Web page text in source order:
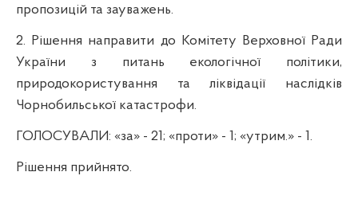
пропозицій та зауважень.
2. Рішення направити до Комітету Верховної Ради
України з питань екологічної політики,
природокористування та ліквідації наслідків
Чорнобильської катастрофи.
ГОЛОСУВАЛИ: «за» - 21; «проти» - 1; «утрим.» - 1.
Рішення прийнято.